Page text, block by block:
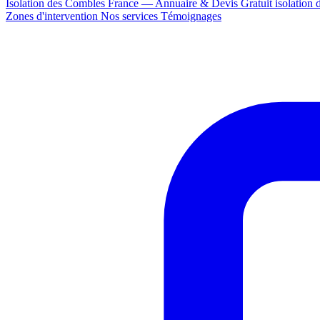
Isolation des Combles France — Annuaire & Devis Gratuit isolation
Zones d'intervention Nos services Témoignages